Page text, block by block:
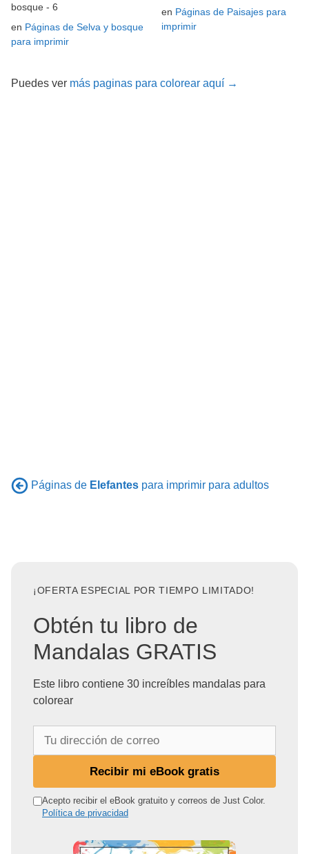
bosque - 6
en Páginas de Selva y bosque
para imprimir
en Páginas de Paisajes para
imprimir
Puedes ver más paginas para colorear aquí →
Páginas de Elefantes para imprimir para adultos
¡OFERTA ESPECIAL POR TIEMPO LIMITADO!
Obtén tu libro de
Mandalas GRATIS
Este libro contiene 30 increíbles mandalas para
colorear
r
Recibir mi eBook gratis
Acepto recibir el eBook gratuito y correos de Just Color.
Política de privacidad